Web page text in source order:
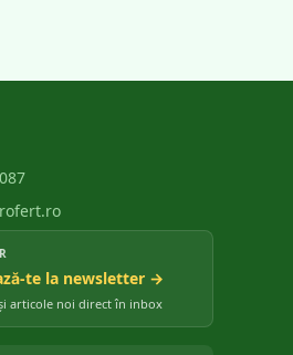
te la newsletter →
articole noi direct în inbox